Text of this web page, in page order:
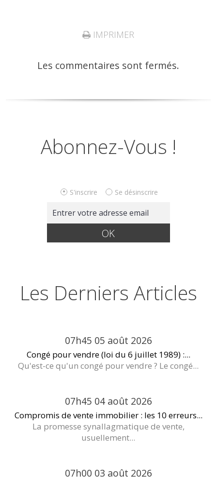
IMPRIMER
Les commentaires sont fermés.
Abonnez-Vous !
S'inscrire Se désinscrire
Les Derniers Articles
07h45 05 août 2026
Congé pour vendre (loi du 6 juillet 1989) :...
Qu'est-ce qu'un congé pour vendre ? Le congé...
07h45 04 août 2026
Compromis de vente immobilier : les 10 erreurs...
La promesse synallagmatique de vente,
usuellement...
07h00 03 août 2026